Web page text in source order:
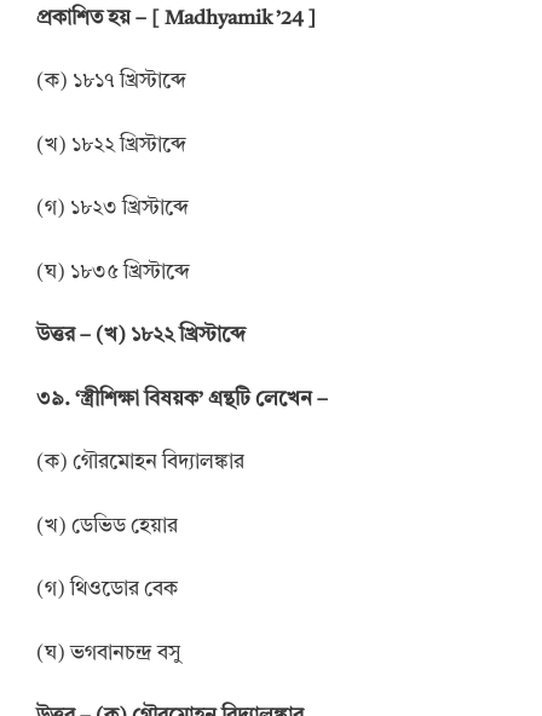
প্রকাশিত হয় – [ Madhyamik ’24 ]
(ক) ১৮১৭ খ্রিস্টাব্দে
(খ) ১৮২২ খ্রিস্টাব্দে
(গ) ১৮২৩ খ্রিস্টাব্দে
(ঘ) ১৮৩৫ খ্রিস্টাব্দে
উত্তর– (খ) ১৮২২ খ্রিস্টাব্দে
৩৯. ‘স্ত্রীশিক্ষা বিষয়ক’ গ্রন্থটি লেখেন –
(ক) গৌরমোহন বিদ্যালঙ্কার
(খ) ডেভিড হেয়ার
(গ) থিওডোর বেক
(ঘ) ভগবানচন্দ্র বসু